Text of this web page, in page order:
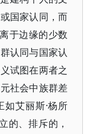
国家认同，而
于边缘的少数
认同与国家认
试图在两者之
社会中族群差
艾丽斯·杨所
的、排斥的，